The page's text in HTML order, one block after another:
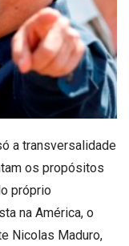
a transversalidade
os propósitos
próprio
na América, o
Nicolas Maduro,